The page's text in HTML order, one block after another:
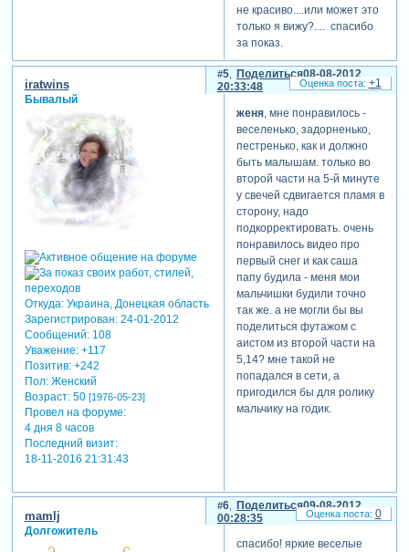
поёт?
катя бужинская "доченька
моя", вторая олег осадчий
pirantka
написал(а):
скиньте ссылку
на скачивание
я скачивала эти песни с
сайта вконтакте)
не красиво....или может это
только я вижу?.... спасибо
за показ.
Поделиться
5
08-08-2012
20:33:48
iratwins
Бывалый
Откуда:Украина, Донецкая область
Зарегистрирован: 24-01-2012
Сообщений:108
Уважение: +117
Позитив: +242
Пол:Женский
Возраст:50 [1976-05-23]
Провел на форуме:
4 дня 8 часов
Последний визит:
18-11-2016 21:31:43
женя, мне понравилось -
веселенько, задорненько,
пестренько, как и должно
быть малышам. только во
второй части на 5-й минуте
у свечей сдвигается пламя в
сторону, надо
подкорректировать. очень
понравилось видео про
первый снег и как саша
папу будила - меня мои
мальчишки будили точно
так же. а не могли бы вы
поделиться футажом с
аистом из второй части на
5,14? мне такой не
попадался в сети, а
пригодился бы для ролику
мальчику на годик.
+1
Поделиться
6
09-08-2012
00:28:35
mamlj
Долгожитель
спасибо! яркие веселые
0